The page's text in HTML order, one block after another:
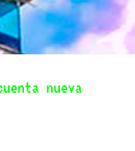
nueva